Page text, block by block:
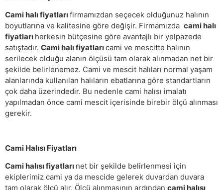
Cami halı fiyatlarıfirmamızdan seçecek olduğunuz halının
boyutlarına ve kalitesine göre değişir. Firmamızda cami halı
fiyatları herkesin bütçesine göre avantajlı bir yelpazede
satıştadır. Cami halı fiyatlarıcami ve mescitte halının
serilecek olduğu alanın ölçüsü tam olarak alınmadan net bir
şekilde belirlenemez. Cami ve mescit halıları normal yaşam
alanlarında kullanılan halıların ebatlarına göre standartların
çok daha üzerindedir. Bu nedenle cami halısı imalatı
yapılmadan önce cami mescit içerisinde birebir ölçü alınması
gerekir.
Cami Halısı Fiyatları
Cami halısı fiyatları net bir şekilde belirlenmesi için
ekiplerimiz cami ya da mescide gelerek duvardan duvara
tam olarak ölçü alır. Ölçü alınmasının ardından cami halısı